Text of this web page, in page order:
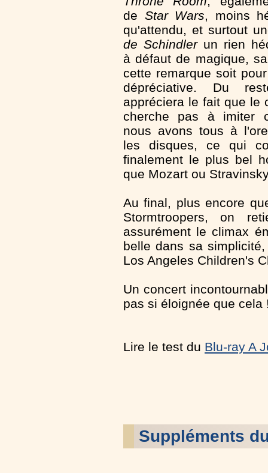
de Star Wars, moins
qu'attendu, et surtout
de Schindler un rien
à défaut de magique,
cette remarque soit
dépréciative. Du
appréciera le fait que le
cherche pas à imiter
nous avons tous à
les disques, ce qui
finalement le plus bel
que Mozart ou
Au final, plus encore
Stormtroopers, on
assurément le climax
belle dans sa
Los Angeles Children's
Un concert
pas si éloignée que cela
Lire le test du Blu-ray A
Suppléments